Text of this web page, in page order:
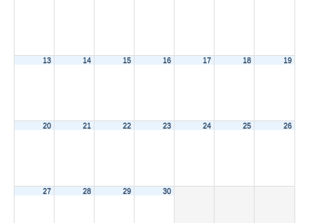
13 14 15 16 17 18 19
20 21 22 23 24 25 26
27 28 29 30